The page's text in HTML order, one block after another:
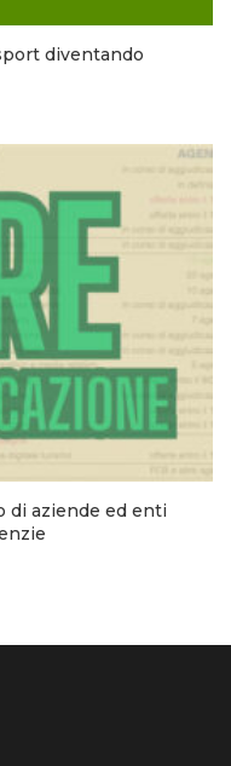
diventando
di aziende ed enti